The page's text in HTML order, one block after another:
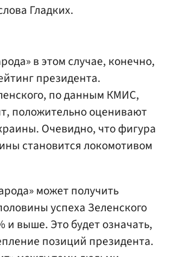
Гладких.
в этом случае, конечно,
президента.
по данным КМИС,
положительно оценивают
Очевидно, что фигура
становится локомотивом
может получить
успеха Зеленского
и выше. Это будет означать,
позиций президента.